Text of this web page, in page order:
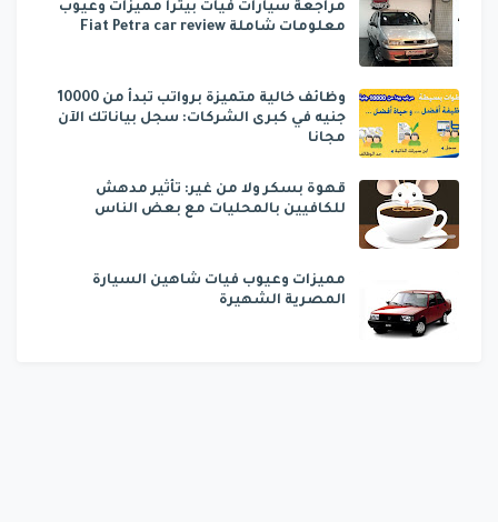
مراجعة سيارات فيات بيترا مميزات وعيوب
معلومات شاملة Fiat Petra car review
وظائف خالية متميزة برواتب تبدأ من 10000
جنيه في كبرى الشركات: سجل بياناتك الآن
مجانا
قهوة بسكر ولا من غير: تأثير مدهش
للكافيين بالمحليات مع بعض الناس
مميزات وعيوب فيات شاهين السيارة
المصرية الشهيرة